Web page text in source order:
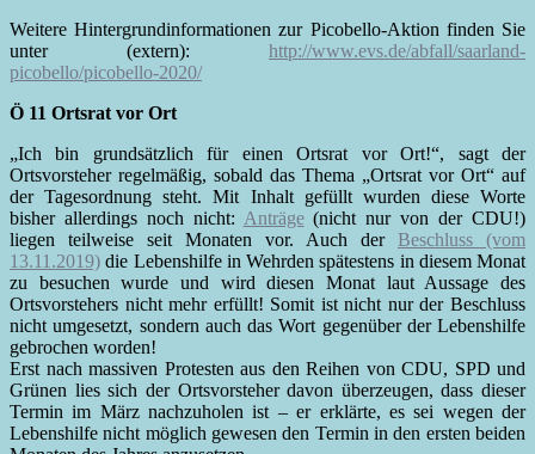
Weitere Hintergrundinformationen zur Picobello-Aktion finden Sie
unter (extern): http://www.evs.de/abfall/saarland-
picobello/picobello-2020/
Ö 11 Ortsrat vor Ort
„Ich bin grundsätzlich für einen Ortsrat vor Ort!“, sagt der
Ortsvorsteher regelmäßig, sobald das Thema „Ortsrat vor Ort“ auf
der Tagesordnung steht. Mit Inhalt gefüllt wurden diese Worte
bisher allerdings noch nicht: Anträge(nicht nur von der CDU!)
liegen teilweise seit Monaten vor. Auch der Beschluss (vom
13.11.2019) die Lebenshilfe in Wehrden spätestens in diesem Monat
zu besuchen wurde und wird diesen Monat laut Aussage des
Ortsvorstehers nicht mehr erfüllt! Somit ist nicht nur der Beschluss
nicht umgesetzt, sondern auch das Wort gegenüber der Lebenshilfe
gebrochen worden!
Erst nach massiven Protesten aus den Reihen von CDU, SPD und
Grünen lies sich der Ortsvorsteher davon überzeugen, dass dieser
Termin im März nachzuholen ist – er erklärte, es sei wegen der
Lebenshilfe nicht möglich gewesen den Termin in den ersten beiden